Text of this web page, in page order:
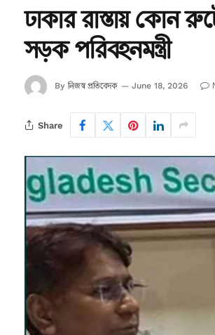
ঢাকার রাস্তায় কোন
সড়ক পরিবহনমন্ত্রী
By নিজস্ব প্রতিবেদক June 18, 2026
Share